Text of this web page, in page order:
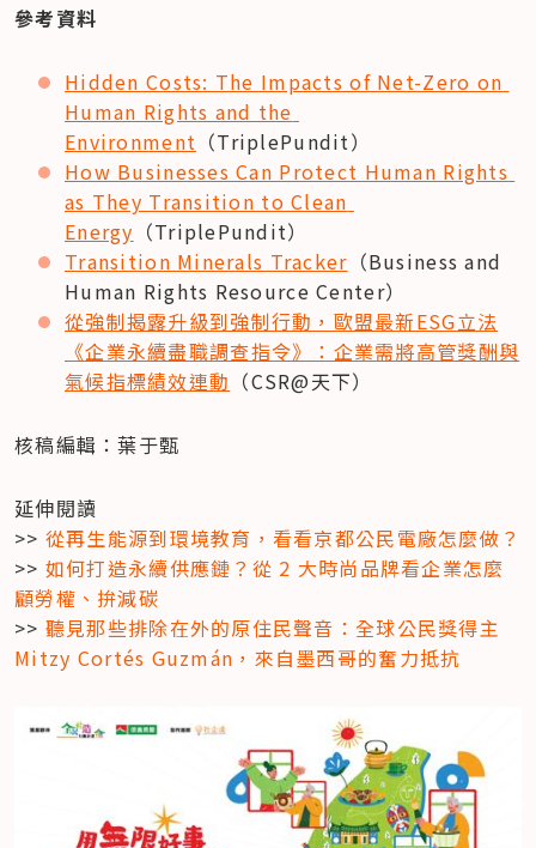
參考資料
Hidden Costs: The Impacts of Net-Zero on
Human Rights and the
Environment （TriplePundit）
How Businesses Can Protect Human Rights
as They Transition to Clean
Energy （TriplePundit）
Transition Minerals Tracker （Business and
Human Rights Resource Center）
從強制揭露升級到強制行動，歐盟最新ESG立法
《企業永續盡職調查指令》：企業需將高管獎酬與
氣候指標績效連動 （CSR@天下）
核稿編輯：葉于甄
延伸閱讀
>> 從再生能源到環境教育，看看京都公民電廠怎麼做？
>> 如何打造永續供應鏈？從 2 大時尚品牌看企業怎麼
顧勞權、拚減碳
>> 聽見那些排除在外的原住民聲音：全球公民獎得主
Mitzy Cortés Guzmán，來自墨西哥的奮力抵抗